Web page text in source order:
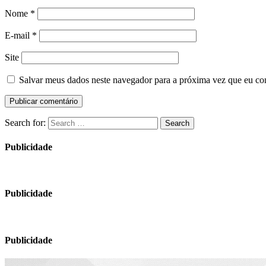
Nome *
E-mail *
Site
Salvar meus dados neste navegador para a próxima vez que eu
Search for: Search
Publicidade
Publicidade
Publicidade